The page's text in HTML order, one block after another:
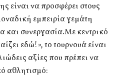
είναι να προσφέρει στους
εμπειρία γεμάτη
συνεργασία.Με κεντρικό
εδώ!», το τουρνουά είναι
αξίες που πρέπει να
αθλητισμό: